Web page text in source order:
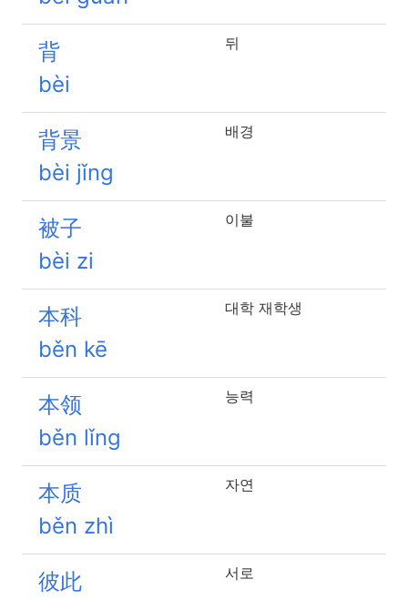
背
bèi
뒤
背景
bèi jǐng
배경
被子
bèi zi
이불
本科
běn kē
대학 재학생
本领
běn lǐng
능력
本质
běn zhì
자연
彼此
서로